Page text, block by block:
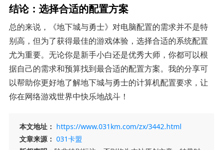
结论：选择合适的配置方案
总的来说，《地下城与勇士》对电脑配置的需求并不是特
别高，但为了获得最佳的游戏体验，选择合适的系统配置
尤为重要。无论你是新手小白还是优秀大师，你都可以根
据自己的需求和预算找到最合适的配置方案。我的分享可
以帮助你更好地了解地下城与勇士的计算机配置要求，让
你在网络游戏世界中快乐地战斗！
本文地址： https://www.031km.com/zx/3442.html
文章来源： 031卡盟